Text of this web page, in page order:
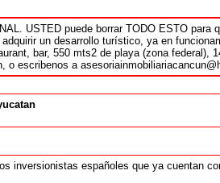
USTED puede borrar TODO ESTO para
un desarrollo turístico, ya en
bar, 550 mts2 de playa (zona federal),
o escribenos a
inversionistas españoles que ya cuentan